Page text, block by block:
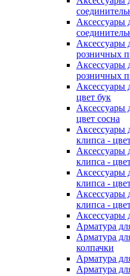
Аксессуары
Аксессуары
розничных
Аксессуары
розничных
цвет бук
цвет сосна
Аксессуары
клипса -
Аксессуары
клипса -
Аксессуары
клипса -
Аксессуары
клипса -
Аксессуары
Арматура
Арматура
колпачки
Арматура
Арматура